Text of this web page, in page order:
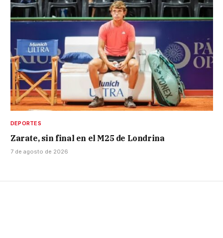
DEPORTES
Zarate, sin final en el M25 de Londrina
7 de agosto de 2026